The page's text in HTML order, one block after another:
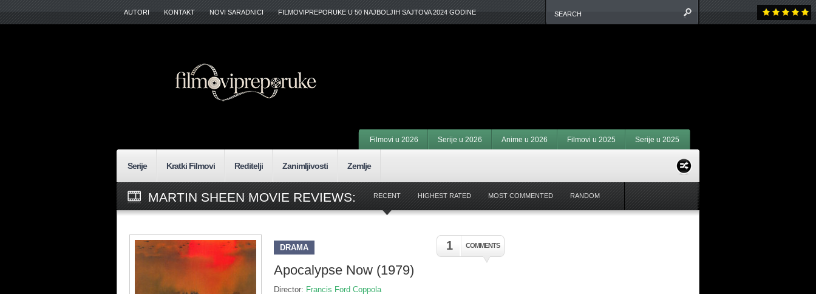
AUTORI KONTAKT NOVI SARADNICI FILMOVIPREPORUKE U 50 NAJBOLJIH SAJTOVA 2024 GODINE
Filmovi u 2026 Serije u 2026 Anime u 2026 Filmovi u 2025 Serije u 2025
Serije Kratki Filmovi Reditelji Zanimljivosti Zemlje
MARTIN SHEEN MOVIE REVIEWS: RECENT HIGHEST RATED MOST COMMENTED RANDOM
1 COMMENTS
DRAMA
Apocalypse Now (1979)
Director: Francis Ford Coppola